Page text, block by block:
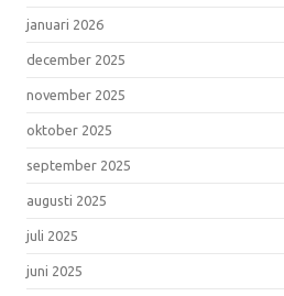
januari 2026
december 2025
november 2025
oktober 2025
september 2025
augusti 2025
juli 2025
juni 2025